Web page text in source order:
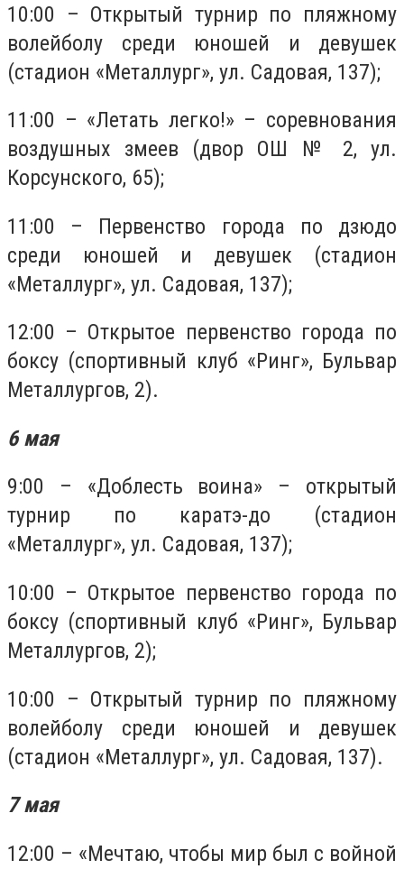
10:00 – Открытый турнир по пляжному
волейболу среди юношей и девушек
(стадион «Металлург», ул. Садовая, 137);
11:00 – «Летать легко!» – соревнования
воздушных змеев (двор ОШ № 2, ул.
Корсунского, 65);
11:00 – Первенство города по дзюдо
среди юношей и девушек (стадион
«Металлург», ул. Садовая, 137);
12:00 – Открытое первенство города по
боксу (спортивный клуб «Ринг», Бульвар
Металлургов, 2).
6 мая
9:00 – «Доблесть воина» – открытый
турнир по каратэ-до (стадион
«Металлург», ул. Садовая, 137);
10:00 – Открытое первенство города по
боксу (спортивный клуб «Ринг», Бульвар
Металлургов, 2);
10:00 – Открытый турнир по пляжному
волейболу среди юношей и девушек
(стадион «Металлург», ул. Садовая, 137).
7 мая
12:00 – «Мечтаю, чтобы мир был с войной